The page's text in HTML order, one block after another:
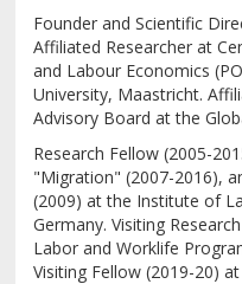
Founder and Scientific
Affiliated Researcher at
and Labour Economics
University, Maastricht.
Advisory Board at the
Research Fellow (2005-
"Migration" (2007-2016),
(2009) at the Institute of
Germany. Visiting
Labor and Worklife
Visiting Fellow (2019-20)